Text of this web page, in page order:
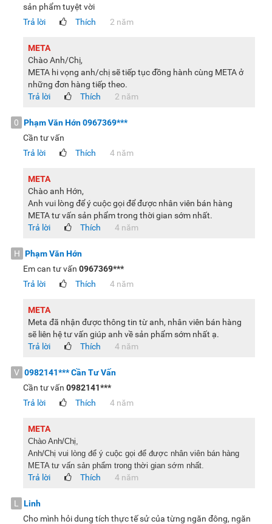
sản phẩm tuyệt vời
Trả lời
Thích 2 năm
META
Chào Anh/Chị,
META hi vọng anh/chị sẽ tiếp tục đồng hành cùng META ở
những đơn hàng tiếp theo.
Trả lời
Thích 2 năm
0 Phạm Văn Hớn0967369***
Cần tư vấn
Trả lời
Thích 4 năm
META
Chào anh Hớn,
Anh vui lòng để ý cuộc gọi để được nhân viên bán hàng
META tư vấn sản phẩm trong thời gian sớm nhất.
Trả lời
Thích 4 năm
H Phạm Văn Hớn
Em can tư vấn 0967369***
Trả lời
Thích 4 năm
META
Meta đã nhận được thông tin từ anh, nhân viên bán hàng
sẽ liên hệ tư vấn giúp anh về sản phẩm sớm nhất ạ.
Trả lời
Thích 4 năm
V 0982141***Cần Tư Vấn
Cần tư vấn 0982141***
Trả lời
Thích 4 năm
META
Chào Anh/Chị,
Anh/Chị vui lòng để ý cuộc gọi để được nhân viên bán hàng
META tư vấn sản phẩm trong thời gian sớm nhất.
Trả lời Thích 4 năm
L
Linh
Cho mình hỏi dung tích thực tế sử của từng ngăn đông, ngăn